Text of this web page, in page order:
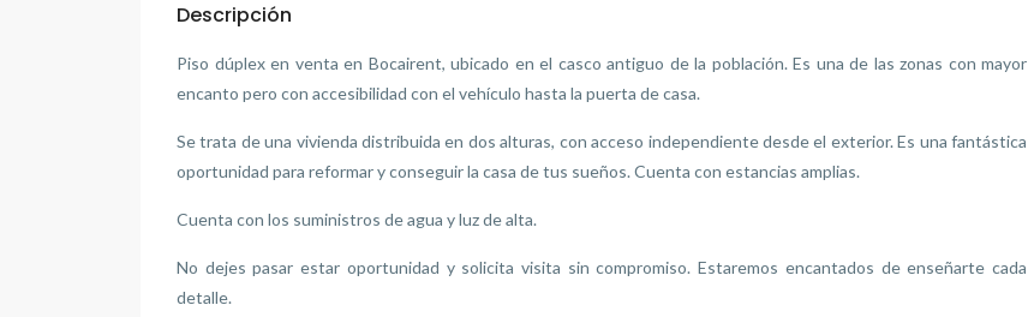
Descripción
Piso dúplex en venta en Bocairent, ubicado en el casco antiguo de la población. Es una de las zonas con mayor
encanto pero con accesibilidad con el vehículo hasta la puerta de casa.
Se trata de una vivienda distribuida en dos alturas, con acceso independiente desde el exterior. Es una fantástica
oportunidad para reformar y conseguir la casa de tus sueños. Cuenta con estancias amplias.
Cuenta con los suministros de agua y luz de alta.
No dejes pasar estar oportunidad y solicita visita sin compromiso. Estaremos encantados de enseñarte cada
detalle.